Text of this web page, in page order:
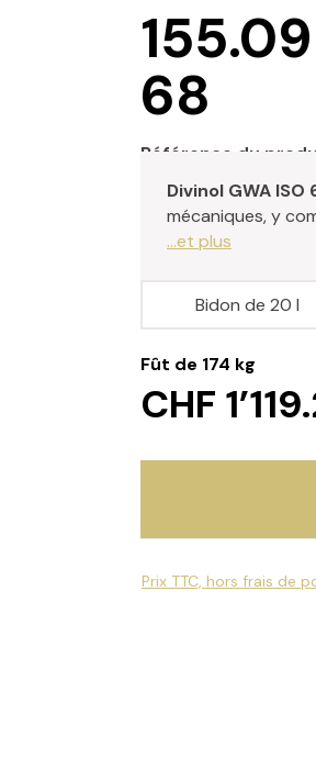
68
Référence du
Divinol GWA ISO
mécaniques, y
...et plus
Fût de 174 kg
CHF
Bidon de 20 l
Prix TTC, hors frais de